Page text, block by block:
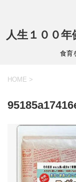
人生１００
食育
HOME >